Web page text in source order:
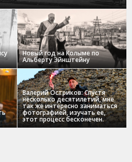
Новый год на Колыме по
Альберту Эйнштейну
Валерий Остриков: Спустя
несколько десятилетий, мне
так же интересно заниматься
фотографией, изучать ее,
этот процесс бесконечен.